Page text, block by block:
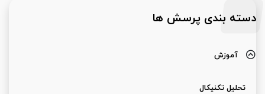
دسته بندی پرسش ها
آموزش
تحلیل تکنیکال